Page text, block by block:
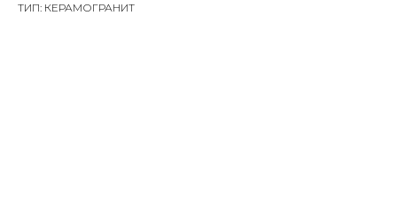
ТИП: КЕРАМОГРАНИТ